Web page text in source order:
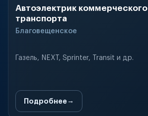
Автоэлектрик коммерческого
транспорта
Благовещенское
Газель, NEXT, Sprinter, Transit и др.
Подробнее